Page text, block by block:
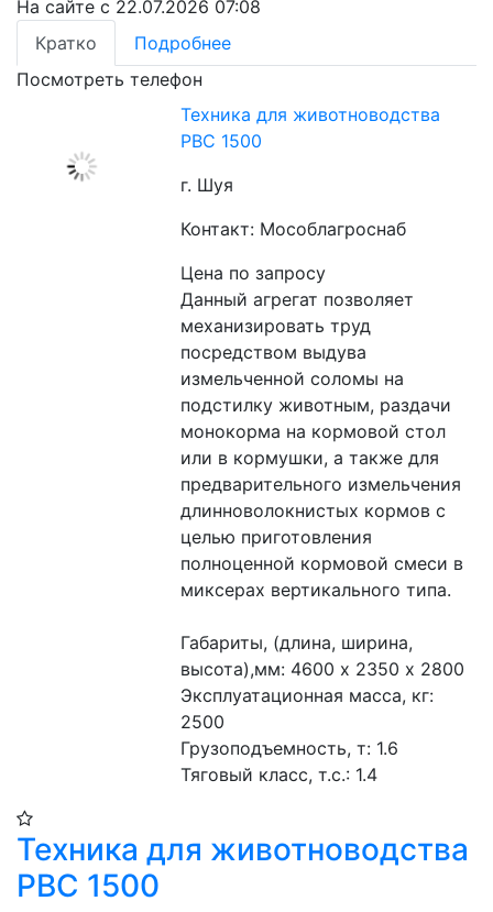
На сайте с 22.07.2026 07:08
Кратко
Подробнее
Посмотреть телефон
Техника для животноводства
РВС 1500
г. Шуя
Контакт: Мособлагроснаб
Цена по запросу
Данный агрегат позволяет
механизировать труд
посредством выдува
измельченной соломы на
подстилку животным, раздачи
монокорма на кормовой стол
или в кормушки, а также для
предварительного измельчения
длинноволокнистых кормов с
целью приготовления
полноценной кормовой смеси в
миксерах вертикального типа.
Габариты, (длина, ширина,
высота),мм: 4600 х 2350 х 2800
Эксплуатационная масса, кг:
2500
Грузоподъемность, т: 1.6
Тяговый класс, т.с.: 1.4
Техника для животноводства
РВС 1500